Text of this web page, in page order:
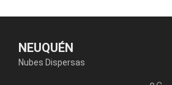
NEUQUÉN
Nubes Dispersas